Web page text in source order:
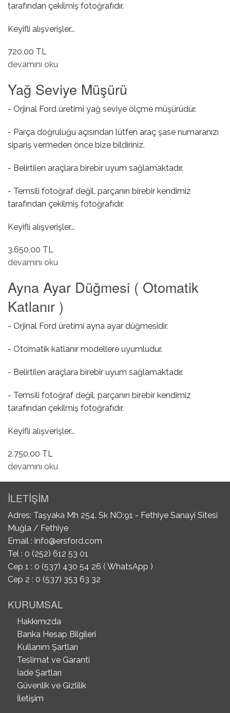
tarafından çekilmiş fotoğrafıdır.
Keyifli alışverişler...
720,00 TL
Yağ Süzgeci hakkında
devamını oku
Yağ Seviye Müşürü
- Orjinal Ford üretimi yağ seviye ölçme müşürüdür.
- Parça doğruluğu açısından lütfen araç şase numaranızı
sipariş vermeden önce bize bildiriniz.
- Belirtilen araçlara birebir uyum sağlamaktadır.
- Temsili fotoğraf değil, parçanın birebir kendimiz
tarafından çekilmiş fotoğrafıdır.
Keyifli alışverişler...
3.650,00 TL
Yağ Seviye Müşürü hakkında
devamını oku
Ayna Ayar Düğmesi ( Otomatik
Katlanır )
- Orjinal Ford üretimi ayna ayar düğmesidir.
- Otomatik katlanır modellere uyumludur.
- Belirtilen araçlara birebir uyum sağlamaktadır.
- Temsili fotoğraf değil, parçanın birebir kendimiz
tarafından çekilmiş fotoğrafıdır.
Keyifli alışverişler...
2.750,00 TL
Ayna Ayar Düğmesi ( Otomatik Katlanır ) hakkında
devamını oku
İLETİŞİM
Adres: Taşyaka Mh 254. Sk NO:91 - Fethiye Sanayi Sitesi
Muğla / Fethiye
Email : info@ersford.com
Tel : 0 (252) 612 53 01
Cep 1 : 0 (537) 430 54 26 ( WhatsApp )
Cep 2 : 0 (537) 353 63 32
KURUMSAL
Hakkımızda
Banka Hesap Bilgileri
Kullanım Şartları
Teslimat ve Garanti
İade Şartları
Güvenlik ve Gizlilik
İletişim